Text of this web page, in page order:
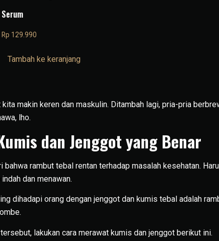
Serum
Rp 129.990
Tambah ke keranjang
makin keren dan maskulin. Ditambah lagi, pria-pria
lho.
dan Jenggot yang Benar
bahwa rambut tebal rentan terhadap masalah kesehatan.
dan menawan.
dihadapi orang dengan jenggot dan kumis tebal adalah
lakukan cara merawat kumis dan jenggot berikut ini.